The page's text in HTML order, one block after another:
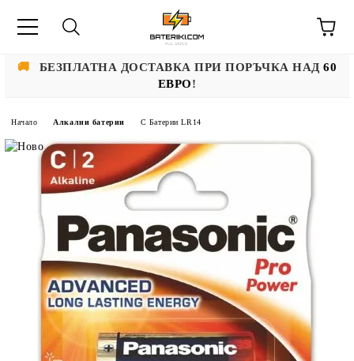
🚚 БЕЗПЛАТНА ДОСТАВКА ПРИ ПОРЪЧКА НАД60
ЕВРО!
Начало Алкални батерии C Батерии LR14